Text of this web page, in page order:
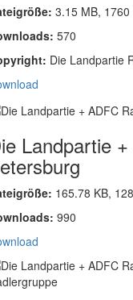
3.15 MB,
570
Die Landpartie
Landpartie
165.78 KB,
990